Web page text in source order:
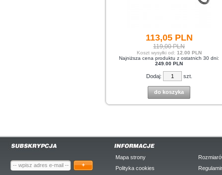
113,05PLN
119,00 PLN
Koszt wysyłki od: 12.00 PLN
Najniższa cena produktu z ostatnich 30 dni:
249.00 PLN
Dodaj: szt.
do koszyka
+
Mapa strony
Polityka cookies